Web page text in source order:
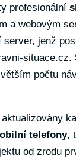
profesionální
a webovým
jenž
situace.cz.
počtu
telefony,
od zrodu